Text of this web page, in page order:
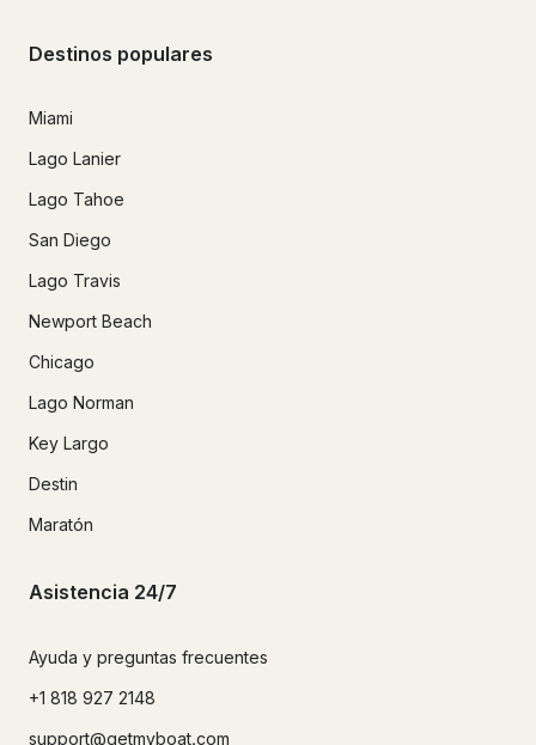
Destinos populares
Miami
Lago Lanier
Lago Tahoe
San Diego
Lago Travis
Newport Beach
Chicago
Lago Norman
Key Largo
Destin
Maratón
Asistencia 24/7
Ayuda y preguntas frecuentes
+1 818 927 2148
support@getmyboat.com